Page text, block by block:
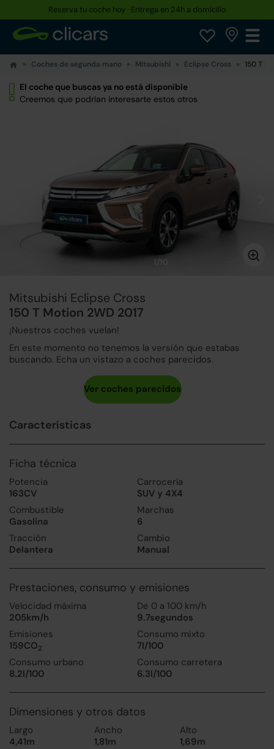
Reserva tu coche hoy · Entrega en 24h a domicilio
Coches de segunda mano Mitsubishi Eclipse Cross 150 T
El coche que buscas ya no está disponible
Creemos que podrían interesarte estos otros
1/10
Mitsubishi Eclipse Cross
150 T Motion 2WD 2017
¡Nuestros coches vuelan!
En este momento no tenemos la versión que estabas
buscando. Echa un vistazo a coches parecidos.
Características
Ficha técnica
Potencia
163CV
Carrocería
SUV y 4X4
Combustible
Gasolina
Marchas
6
Tracción
Delantera
Cambio
Manual
Prestaciones, consumo y emisiones
Velocidad máxima
205km/h
De 0 a 100 km/h
9.7segundos
Emisiones
159CO2
Consumo mixto
7l/100
Consumo urbano
8.2l/100
Consumo carretera
6.3l/100
Dimensiones y otros datos
Largo
4,41m
Ancho
1,81m
Alto
1,69m